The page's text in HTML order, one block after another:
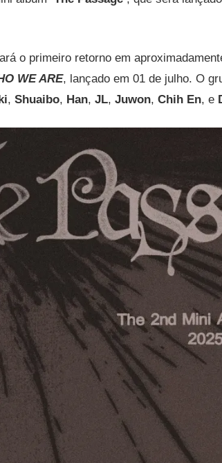
o primeiro retorno em
WE ARE, lançado em 01 de julho. O
,Shuaibo, Han,JL,Juwon,Chih En, e